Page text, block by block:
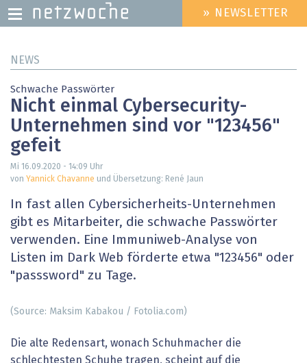
zum
HEADER
MENU
» NEWSLETTER
NEWS
Schwache Passwörter
Nicht einmal Cybersecurity-
Unternehmen sind vor "123456"
gefeit
Mi 16.09.2020 - 14:09 Uhr
von Yannick Chavanne und Übersetzung: René Jaun
In fast allen Cybersicherheits-Unternehmen
gibt es Mitarbeiter, die schwache Passwörter
verwenden. Eine Immuniweb-Analyse von
Listen im Dark Web förderte etwa "123456" oder
"passsword" zu Tage.
(Source: Maksim Kabakou / Fotolia.com)
Die alte Redensart, wonach Schuhmacher die
schlechtesten Schuhe tragen, scheint auf die